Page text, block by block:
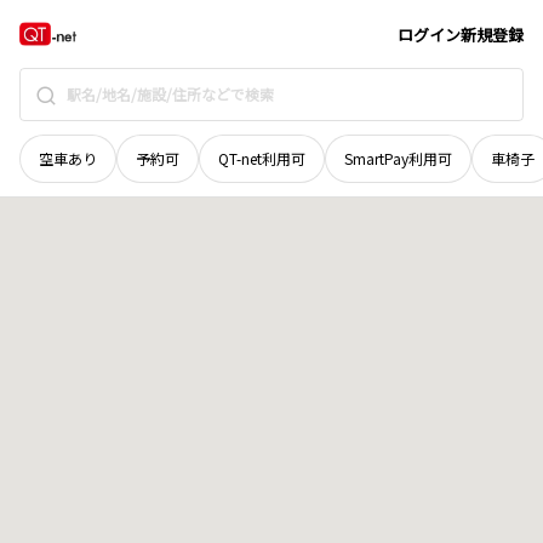
ログイン新規登録
空車あり 予約可 QT-net利用可 SmartPay利用可 車椅子
北海道